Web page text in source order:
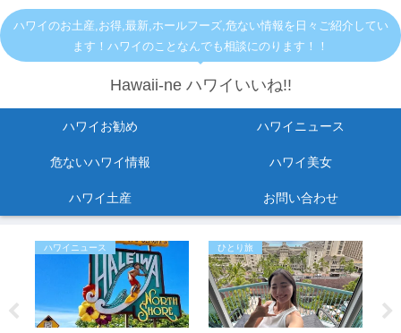
ハワイのお土産,お得,最新,ホールフーズ,危ない情報を日々ご紹介してい
ます！ハワイのことなんでも相談にのります！！
Hawaii-ne ハワイいいね!!
ハワイお勧め ハワイニュース
危ないハワイ情報 ハワイ美女
ハワイ土産 お問い合わせ
ハワイニュース ひとり旅